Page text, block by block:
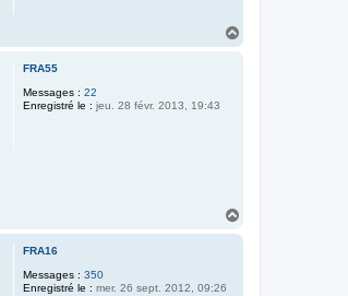
FRA55
Messages : 22
Enregistré le : jeu. 28 févr. 2013, 19:43
FRA16
Messages : 350
Enregistré le : mer. 26 sept. 2012, 09:26